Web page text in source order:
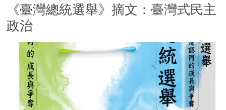
《臺灣總統選舉》摘文：臺灣式民主
政治